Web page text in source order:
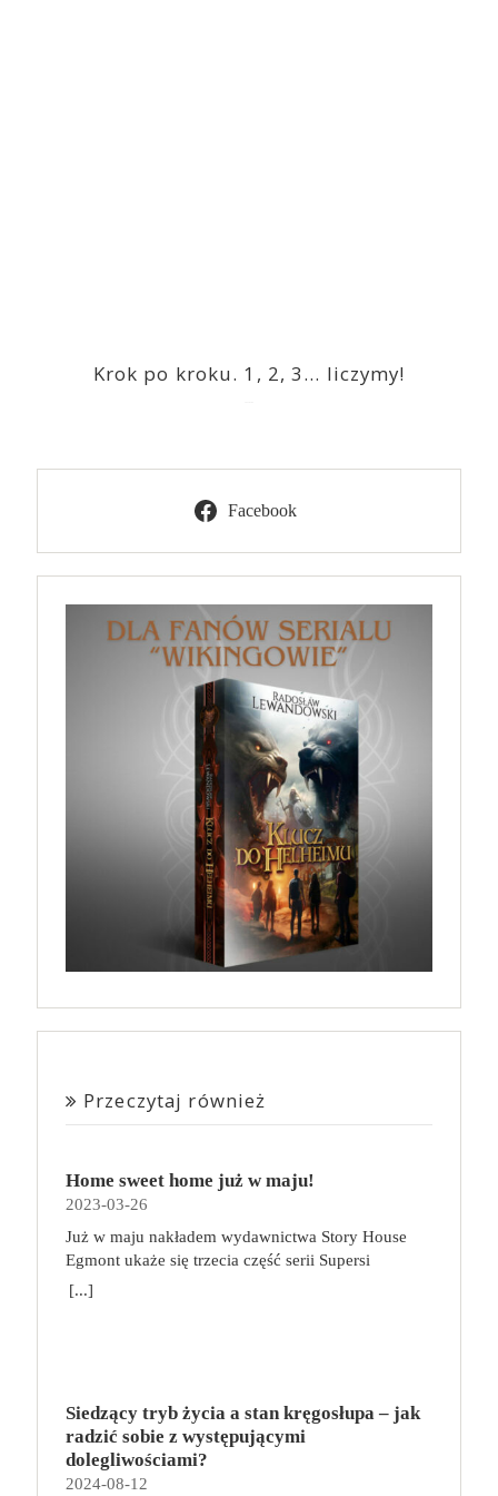
Krok po kroku. 1, 2, 3… liczymy!
Facebook
Przeczytaj również
Home sweet home już w maju!
2023-03-26
Już w maju nakładem wydawnictwa Story House
Egmont ukaże się trzecia część serii Supersi
scenarzysty Frederic Maupome. Ten tom nosi tytuł
przed odkryciem, kim są. W tej serii autorzy
podejmują takie tematy, jak poszukiwanie
tożsamości, rodziny, samotności i odmienności pod
[...]
Siedzący tryb życia a stan kręgosłupa – jak
radzić sobie z występującymi
dolegliwościami?
2024-08-12